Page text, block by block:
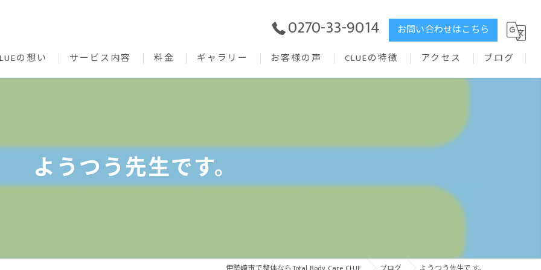
0270-33-9014
お問い合わせはこちら
の想い
サービス内容 料金 ギャラリー お客様の声 CLUEの特徴
腰痛
アクセス ブログ
ようつう先生です。